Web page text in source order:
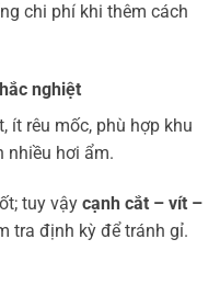
chi phí khi thêm cách
nghiệt
ít rêu mốc, phù hợp khu
nhiều hơi ẩm.
tuy vậy cạnh cắt – vít –
tra định kỳ để tránh gỉ.